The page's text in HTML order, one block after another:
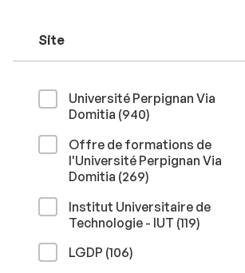
Site
Université Perpignan Via
Domitia (940résultats
)
Offre de formations de
l'Université Perpignan Via
Domitia (269résultats
)
Institut Universitaire de
Technologie - IUT (119résultats
)
LGDP (106résultats
)